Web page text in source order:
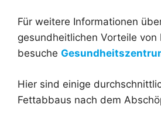
Für weitere Informationen
gesundheitlichen Vorteile von
besuche
Hier sind einige
Fettabbaus nach dem